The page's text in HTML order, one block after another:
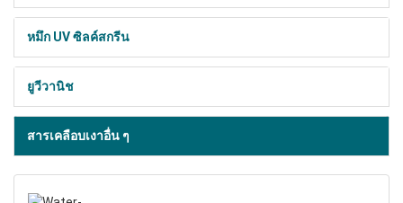
หมึก UV ซิลค์สกรีน
ยูวีวานิช
สารเคลือบเงาอื่น ๆ